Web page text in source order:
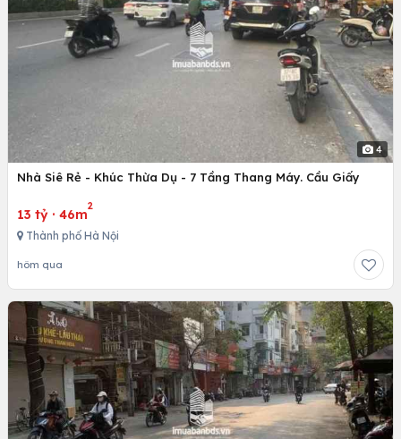
4
Nhà Siê Rẻ - Khúc Thừa Dụ - 7 Tầng Thang Máy. Cầu Giấy
13 tỷ · 46m
2
Thành phố Hà Nội
hôm qua